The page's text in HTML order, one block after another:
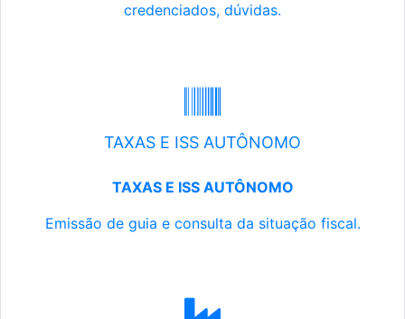
credenciados, dúvidas.
TAXAS E ISS AUTÔNOMO
TAXAS E ISS AUTÔNOMO
Emissão de guia e consulta da situação fiscal.